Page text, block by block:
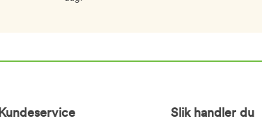
Kundeservice Slik handler du